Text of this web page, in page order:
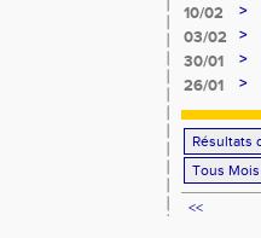
10/02
>
03/02
>
30/01
>
26/01
>
<<